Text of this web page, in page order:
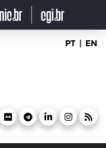
PT | EN